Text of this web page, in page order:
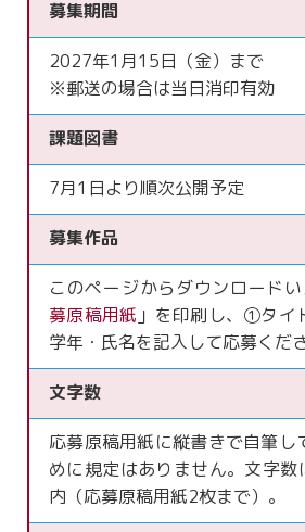
募集期間
2027年1月15日（金）まで
※郵送の場合は当日消印有効
課題図書
7月1日より順次公開予定
募集作品
このページからダウンロード
募原稿用紙 」を印刷し、①タ
学年・氏名を記入して応募くださ
文字数
応募原稿用紙に縦書きで自筆し
めに規定はありません。文字
内（応募原稿用紙2枚まで）。